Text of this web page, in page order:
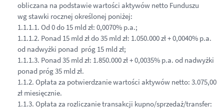
obliczana na podstawie wartości aktywów netto Funduszu
wg stawki rocznej określonej poniżej:
1.1.1.1. Od 0 do 15 mld zł: 0,0070% p.a.;
1.1.1.2. Ponad 15 mld zł do 35 mld zł: 1.050.000 zł + 0,0040% p.a.
od nadwyżki ponad próg 15 mld zł;
1.1.1.3. Ponad 35 mld zł: 1.850.000 zł + 0,0035% p.a. od nadwyżki
ponad próg 35 mld zł.
1.1.2. Opłata za potwierdzanie wartości aktywów netto: 3.075,00
zł miesięcznie.
1.1.3. Opłata za rozliczanie transakcji kupno/sprzedaż/transfer: